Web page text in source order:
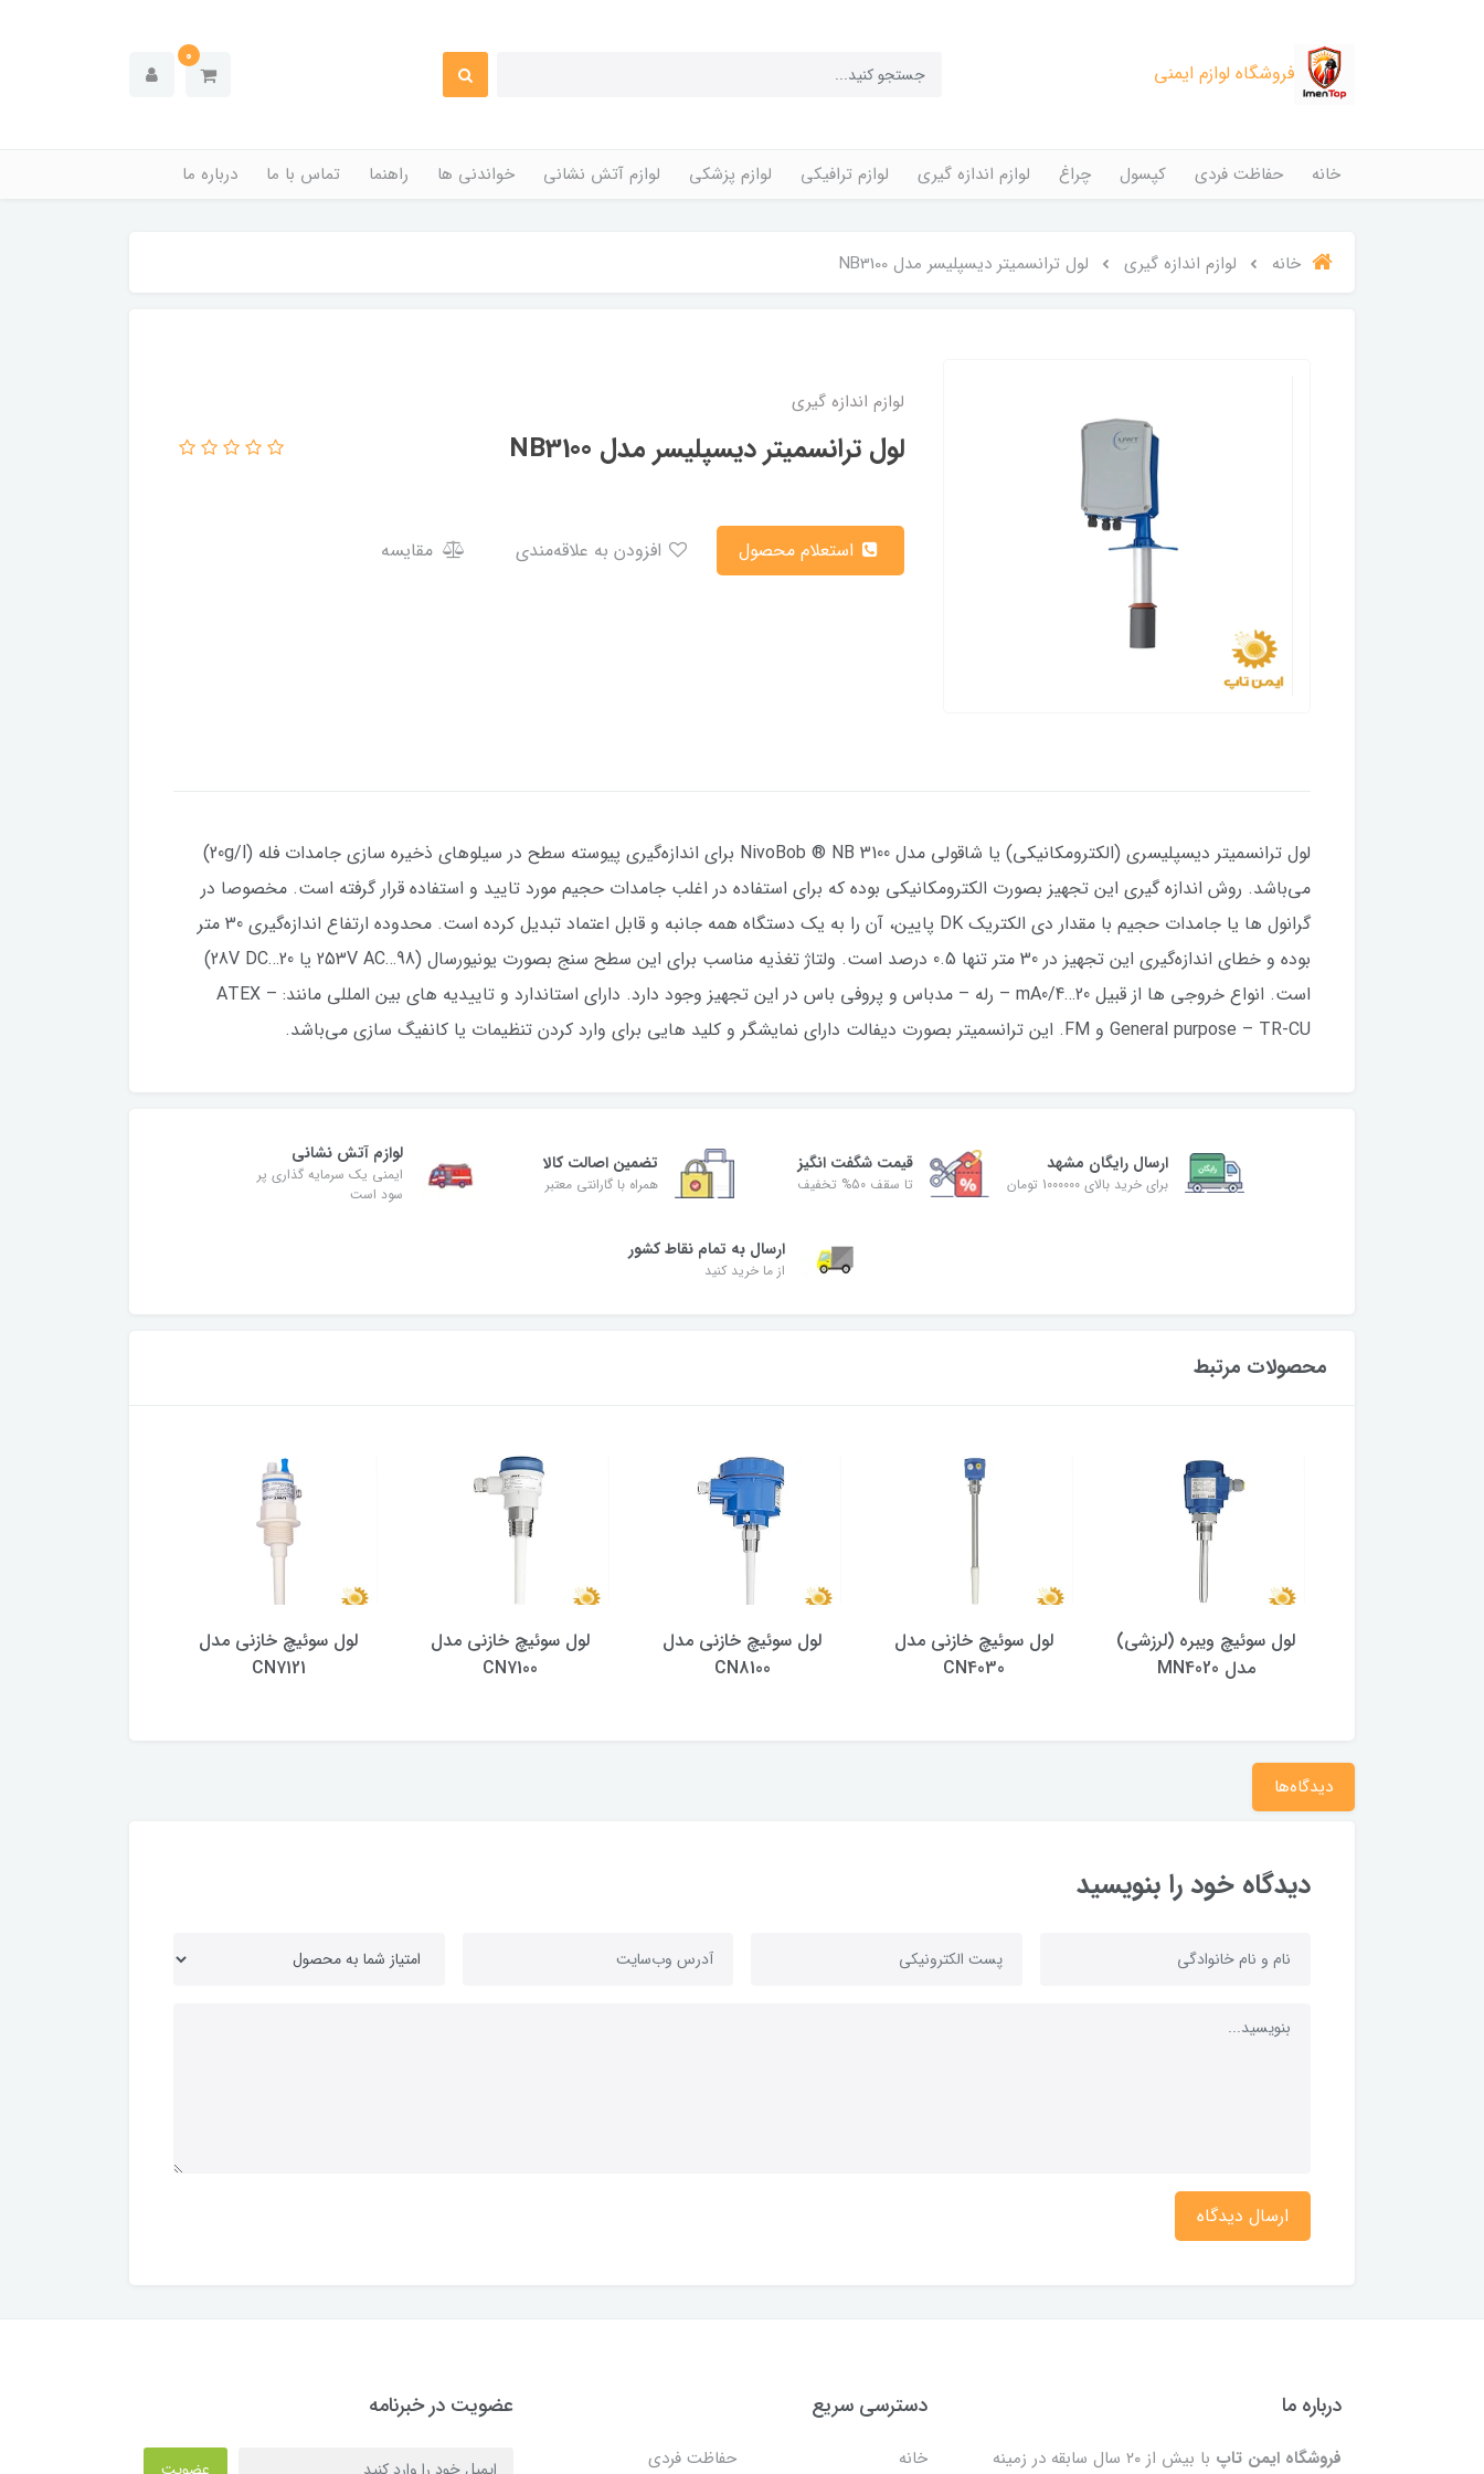
فروشگاه لوازم ایمنی
0
خانه حفاظت فردی کپسول چراغ لوازم اندازه گیری لوازم ترافیکی لوازم پزشکی لوازم آتش نشانی خواندنی ها راهنما تماس با ما درباره ما
خانه لوازم اندازه گیری لول ترانسمیتر دیسپلیسر مدل NB3100
لوازم اندازه گیری
لول ترانسمیتر دیسپلیسر مدل NB3100
مقایسه
لول ترانسمیتر دیسپلیسری (الکترومکانیکی) یا شاقولی مدل NivoBob ® NB 3100 برای اندازه‌گیری پیوسته سطح در سیلوهای ذخیره‌ سازی جامدات فله (20g/l)
می‌باشد. روش اندازه گیری این تجهیز بصورت الکترومکانیکی بوده که برای استفاده در اغلب جامدات حجیم مورد تایید و استفاده قرار گرفته است. مخصوصا در
گرانول ها یا جامدات حجیم با مقدار دی الکتریک DK پایین، آن را به یک دستگاه همه جانبه و قابل اعتماد تبدیل کرده است. محدوده ارتفاع اندازه‌گیری 30 متر
بوده و خطای اندازه‌گیری این تجهیز در 30 متر تنها 0.5 درصد است. ولتاژ تغذیه مناسب برای این سطح سنج بصورت یونیورسال (98…253V AC یا 20…28V DC)
است. انواع خروجی ها از قبیل mA0/4…20 – رله – مدباس و پروفی باس در این تجهیز وجود دارد. دارای استاندارد و تاییدیه های بین المللی مانند: ATEX –
General purpose – TR-CU و FM. این ترانسمیتر بصورت دیفالت دارای نمایشگر و کلید هایی برای وارد کردن تنظیمات یا کانفیگ سازی می‌باشد.
ارسال رایگان مشهد
برای خرید بالای 1000000 تومان
قیمت شگفت‌ انگیز
تا سقف 50% تخفیف
تضمین اصالت کالا
همراه با گارانتی معتبر
لوازم آتش نشانی
ایمنی یک سرمایه گذاری پر
سود است
ارسال به تمام نقاط کشور
از ما خرید کنید
محصولات مرتبط
لول سوئیچ ویبره (لرزشی)
مدل MN4020
لول سوئیچ خازنی مدل
CN4030
لول سوئیچ خازنی مدل
CN8100
لول سوئیچ خازنی مدل
CN7100
لول سوئیچ خازنی مدل
CN7121
دیدگاه‌ها
دیدگاه خود را بنویسید
ارسال دیدگاه
درباره ما
فروشگاه ایمن تاپ با بیش از ۲۰ سال سابقه در زمینه
دسترسی سریع
خانه حفاظت فردی
عضویت در خبرنامه